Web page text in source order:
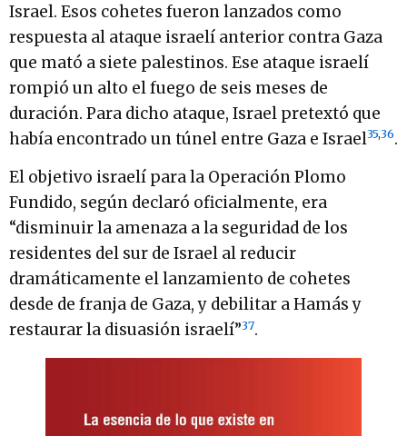
Israel. Esos cohetes fueron lanzados como
respuesta al ataque israelí anterior contra Gaza
que mató a siete palestinos. Ese ataque israelí
rompió un alto el fuego de seis meses de
duración. Para dicho ataque, Israel pretextó que
había encontrado un túnel entre Gaza e Israel35,36.
El objetivo israelí para la Operación Plomo
Fundido, según declaró oficialmente, era
“disminuir la amenaza a la seguridad de los
residentes del sur de Israel al reducir
dramáticamente el lanzamiento de cohetes
desde de franja de Gaza, y debilitar a Hamás y
restaurar la disuasión israelí”37.